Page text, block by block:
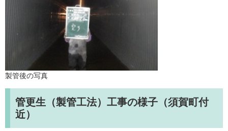
製管後の写真
管更生（製管工法）工事の様子（須賀町付
近）